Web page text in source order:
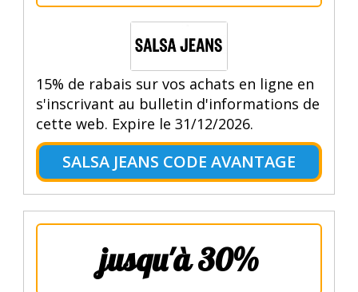
15% de rabais sur vos achats en ligne en
s'inscrivant au bulletin d'informations de
cette web. Expire le 31/12/2026.
SALSA JEANS CODE AVANTAGE
jusqu'à 30%